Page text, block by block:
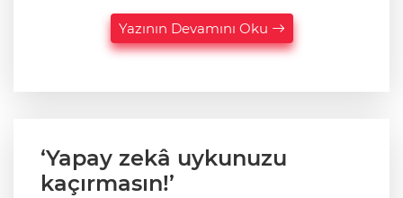
Yazının Devamını Oku
‘Yapay zekâ uykunuzu
kaçırmasın!’